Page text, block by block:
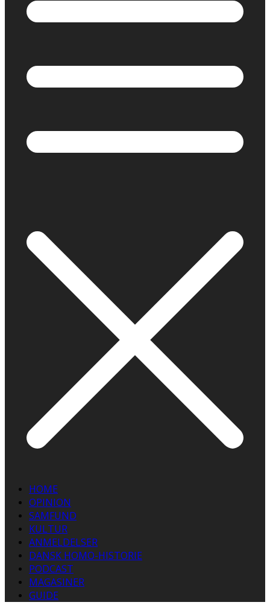
HOME
OPINION
SAMFUND
KULTUR
ANMELDELSER
DANSK HOMO-HISTORIE
PODCAST
MAGASINER
GUIDE